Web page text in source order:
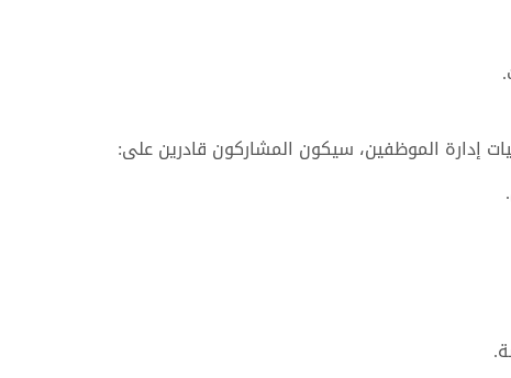
إدارة الموظفين، سيكون المشاركون قادرين على: